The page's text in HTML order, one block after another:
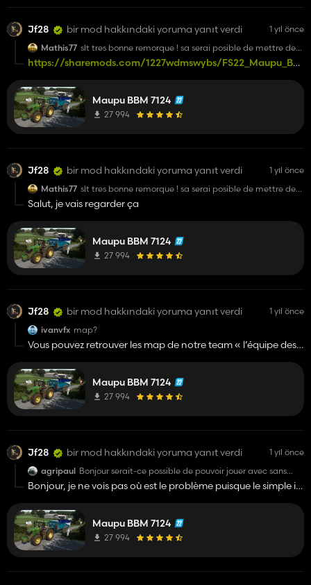
Jf28 bir mod hakkındaki yoruma yanıt verdi
1 yıl önce
Mathis77 slt tres bonne remorque ! sa serai posible de mettre de
lautre cote la ridelle a betterave car jarrache avec une
matro ?merci !
https://sharemods.com/1227wdmswybs/
j'ai rajouté le choix gauche ou droite au niveau de la ridelle
betterave.
Maupu BBM 7124
27 994
Jf28 bir mod hakkındaki yoruma yanıt verdi
1 yıl önce
Mathis77 slt tres bonne remorque ! sa serai posible de mettre de
lautre cote la ridelle a betterave car jarrache avec une
matro ?merci !
Salut, je vais regarder ça
Maupu BBM 7124
27 994
Jf28 bir mod hakkındaki yoruma yanıt verdi
1 yıl önce
ivanvfx map?
Vous pouvez retrouver les map de notre team « l’équipe des
Maupu BBM 7124
27 994
Jf28 bir mod hakkındaki yoruma yanıt verdi
1 yıl önce
agripaul Bonjour serait-ce possible de pouvoir jouer avec sans
avoir le simple IC s'il vous plait car ça m'oblige à
l'installer pour jouer avec la benne.
Bonjour, je ne vois pas où est le problème puisque le simple ic
benne
Maupu BBM 7124
27 994